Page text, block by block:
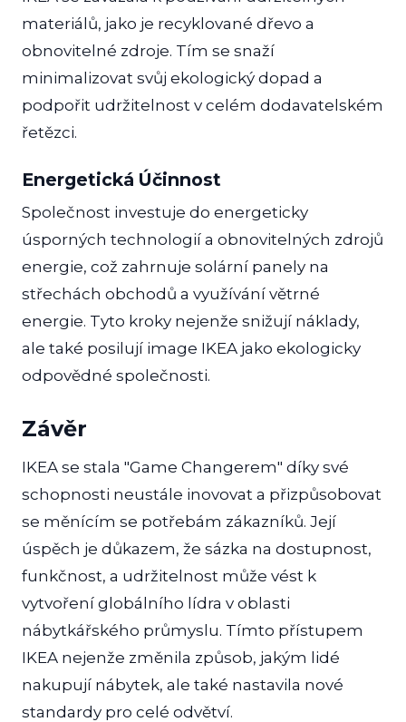
materiálů, jako je recyklované dřevo a
obnovitelné zdroje. Tím se snaží
minimalizovat svůj ekologický dopad a
podpořit udržitelnost v celém dodavatelském
řetězci.
Energetická Účinnost
Společnost investuje do energeticky
úsporných technologií a obnovitelných zdrojů
energie, což zahrnuje solární panely na
střechách obchodů a využívání větrné
energie. Tyto kroky nejenže snižují náklady,
ale také posilují image IKEA jako ekologicky
odpovědné společnosti.
Závěr
IKEA se stala "Game Changerem" díky své
schopnosti neustále inovovat a přizpůsobovat
se měnícím se potřebám zákazníků. Její
úspěch je důkazem, že sázka na dostupnost,
funkčnost, a udržitelnost může vést k
vytvoření globálního lídra v oblasti
nábytkářského průmyslu. Tímto přístupem
IKEA nejenže změnila způsob, jakým lidé
nakupují nábytek, ale také nastavila nové
standardy pro celé odvětví.